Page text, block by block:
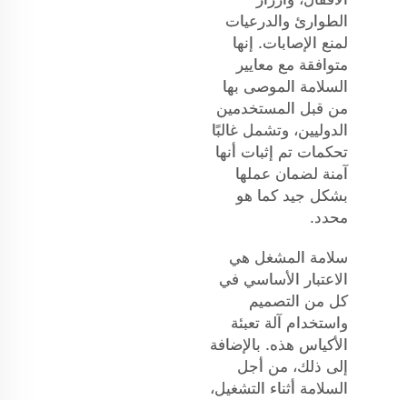
الطوارئ والدرعيات
لمنع الإصابات. إنها
متوافقة مع معايير
السلامة الموصى بها
من قبل المستخدمين
الدوليين، وتشمل غالبًا
تحكمات تم إثبات أنها
آمنة لضمان عملها
بشكل جيد كما هو
محدد.
سلامة المشغل هي
الاعتبار الأساسي في
كل من التصميم
واستخدام آلة تعبئة
الأكياس هذه. بالإضافة
إلى ذلك، من أجل
السلامة أثناء التشغيل،